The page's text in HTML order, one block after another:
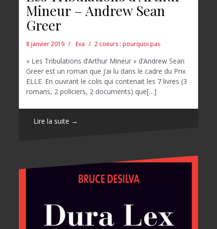
Mineur – Andrew Sean
Greer
8 janvier 2019 Eva 2 coeurs : pourquoi pas
« Les Tribulations d’Arthur Mineur » d’Andrew Sean
Greer est un roman que j’ai lu dans le cadre du Prix
ELLE. En ouvrant le colis qui contenait les 7 livres (3
romans, 2 policiers, 2 documents) que[…]
Lire la suite →